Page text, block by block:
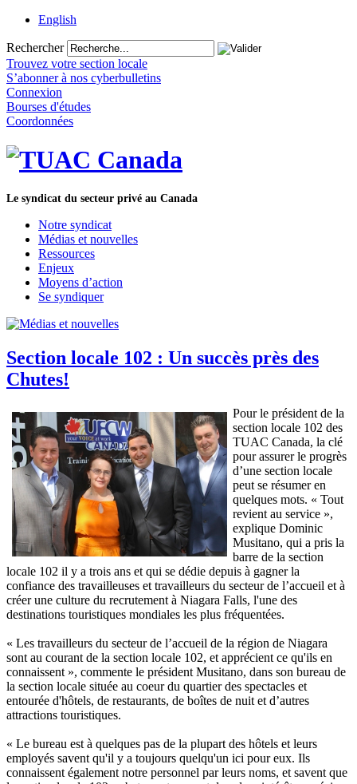
English
Rechercher
Trouvez votre section locale
S’abonner à nos cyberbulletins
Connexion
Bourses d'études
Coordonnées
Le syndicat du secteur privé au Canada
Notre syndicat
Médias et nouvelles
Ressources
Enjeux
Moyens d’action
Se syndiquer
Section locale 102 : Un succès près des
Chutes!
Pour le président de la
section locale 102 des
TUAC Canada, la clé
pour assurer le progrès
d’une section locale
peut se résumer en
quelques mots. « Tout
revient au service »,
explique Dominic
Musitano, qui a pris la
barre de la section
locale 102 il y a trois ans et qui se dédie depuis à gagner la
confiance des travailleuses et travailleurs du secteur de l’accueil et à
créer une culture du recrutement à Niagara Falls, l'une des
destinations touristiques mondiales les plus fréquentées.
« Les travailleurs du secteur de l’accueil de la région de Niagara
sont au courant de la section locale 102, et apprécient ce qu'ils en
connaissent », commente le président Musitano, dans son bureau de
la section locale située au coeur du quartier des spectacles et
entourée d'hôtels, de restaurants, de boîtes de nuit et d’autres
attractions touristiques.
« Le bureau est à quelques pas de la plupart des hôtels et leurs
employés savent qu'il y a toujours quelqu'un ici pour eux. Ils
connaissent également notre personnel par leurs noms, et savent que